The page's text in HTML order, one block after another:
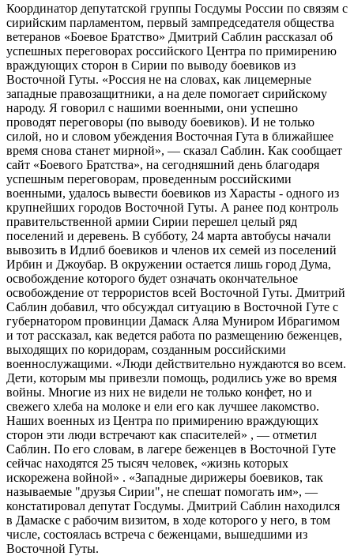
Координатор депутатской группы Госдумы России по связям с
сирийским парламентом, первый зампредседателя общества
ветеранов «Боевое Братство» Дмитрий Саблин рассказал об
успешных переговорах российского Центра по примирению
враждующих сторон в Сирии по выводу боевиков из
Восточной Гуты. «Россия не на словах, как лицемерные
западные правозащитники, а на деле помогает сирийскому
народу. Я говорил с нашими военными, они успешно
проводят переговоры (по выводу боевиков). И не только
силой, но и словом убеждения Восточная Гута в ближайшее
время снова станет мирной», — сказал Саблин. Как сообщает
сайт «Боевого Братства», на сегодняшний день благодаря
успешным переговорам, проведенным российскими
военными, удалось вывести боевиков из Харасты - одного из
крупнейших городов Восточной Гуты. А ранее под контроль
правительственной армии Сирии перешел целый ряд
поселений и деревень. В субботу, 24 марта автобусы начали
вывозить в Идлиб боевиков и членов их семей из поселений
Ирбин и Джоубар. В окружении остается лишь город Дума,
освобождение которого будет означать окончательное
освобождение от террористов всей Восточной Гуты. Дмитрий
Саблин добавил, что обсуждал ситуацию в Восточной Гуте с
губернатором провинции Дамаск Аляа Муниром Ибрагимом
и тот рассказал, как ведется работа по размещению беженцев,
выходящих по коридорам, созданным российскими
военнослужащими. «Люди действительно нуждаются во всем.
Дети, которым мы привезли помощь, родились уже во время
войны. Многие из них не видели не только конфет, но и
свежего хлеба на молоке и ели его как лучшее лакомство.
Наших военных из Центра по примирению враждующих
сторон эти люди встречают как спасителей» , — отметил
Саблин. По его словам, в лагере беженцев в Восточной Гуте
сейчас находятся 25 тысяч человек, «жизнь которых
искорежена войной» . «Западные дирижеры боевиков, так
называемые "друзья Сирии", не спешат помогать им», —
констатировал депутат Госдумы. Дмитрий Саблин находился
в Дамаске с рабочим визитом, в ходе которого у него, в том
числе, состоялась встреча с беженцами, вышедшими из
Восточной Гуты.